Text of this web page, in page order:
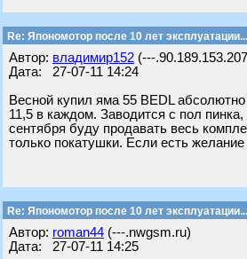
Re: Япономотор после 10 лет эксплуатации...
Автор: владимир152 (---
Дата: 27-07-11 14:24
Весной купил яма 55 BEDL
11,5 в каждом. Заводится с пол
сентября буду продавать весь
только покатушки. Если есть
Re: Япономотор после 10 лет эксплуатации...
Автор: roman44 (---.nwgsm.ru)
Дата: 27-07-11 14:25